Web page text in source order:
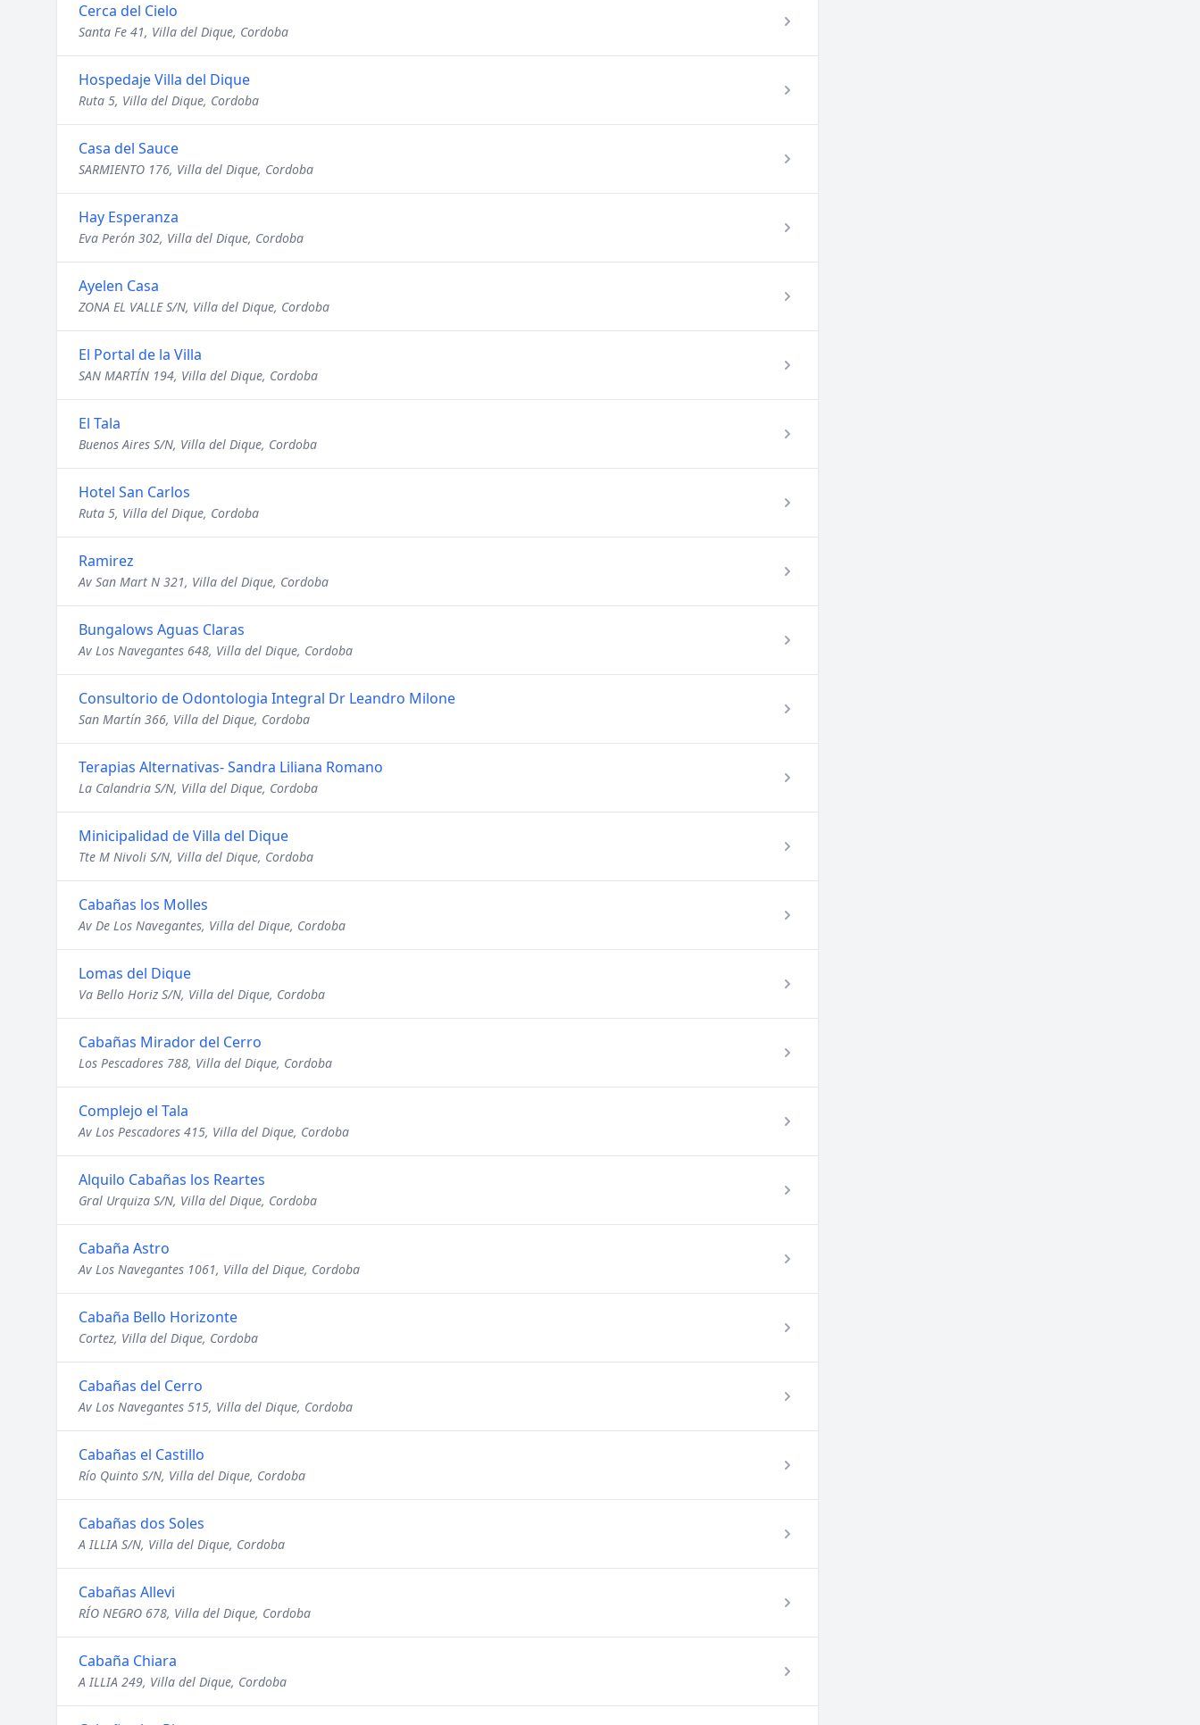
Cerca del Cielo
Santa Fe 41, Villa del Dique, Cordoba
Hospedaje Villa del Dique
Ruta 5, Villa del Dique, Cordoba
Casa del Sauce
SARMIENTO 176, Villa del Dique, Cordoba
Hay Esperanza
Eva Perón 302, Villa del Dique, Cordoba
Ayelen Casa
ZONA EL VALLE S/N, Villa del Dique, Cordoba
El Portal de la Villa
SAN MARTÍN 194, Villa del Dique, Cordoba
El Tala
Buenos Aires S/N, Villa del Dique, Cordoba
Hotel San Carlos
Ruta 5, Villa del Dique, Cordoba
Ramirez
Av San Mart N 321, Villa del Dique, Cordoba
Bungalows Aguas Claras
Av Los Navegantes 648, Villa del Dique, Cordoba
Consultorio de Odontologia Integral Dr Leandro Milone
San Martín 366, Villa del Dique, Cordoba
Terapias Alternativas- Sandra Liliana Romano
La Calandria S/N, Villa del Dique, Cordoba
Minicipalidad de Villa del Dique
Tte M Nivoli S/N, Villa del Dique, Cordoba
Cabañas los Molles
Av De Los Navegantes, Villa del Dique, Cordoba
Lomas del Dique
Va Bello Horiz S/N, Villa del Dique, Cordoba
Cabañas Mirador del Cerro
Los Pescadores 788, Villa del Dique, Cordoba
Complejo el Tala
Av Los Pescadores 415, Villa del Dique, Cordoba
Alquilo Cabañas los Reartes
Gral Urquiza S/N, Villa del Dique, Cordoba
Cabaña Astro
Av Los Navegantes 1061, Villa del Dique, Cordoba
Cabaña Bello Horizonte
Cortez, Villa del Dique, Cordoba
Cabañas del Cerro
Av Los Navegantes 515, Villa del Dique, Cordoba
Cabañas el Castillo
Río Quinto S/N, Villa del Dique, Cordoba
Cabañas dos Soles
A ILLIA S/N, Villa del Dique, Cordoba
Cabañas Allevi
RÍO NEGRO 678, Villa del Dique, Cordoba
Cabaña Chiara
A ILLIA 249, Villa del Dique, Cordoba